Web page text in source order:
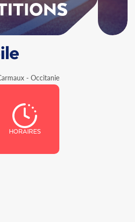
- Occitanie
HORAIRES